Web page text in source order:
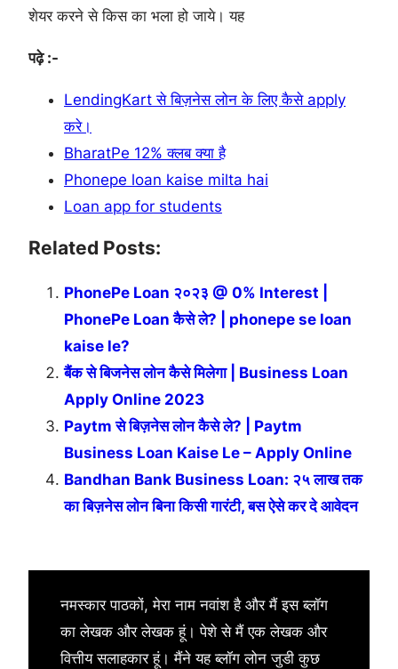
शेयर करने से किस का भला हो जाये। यह
पढ़े :-
LendingKart से बिज़नेस लोन के लिए कैसे apply
करे।
BharatPe 12% क्लब क्या है
Phonepe loan kaise milta hai
Loan app for students
Related Posts:
PhonePe Loan २०२३ @ 0% Interest |
PhonePe Loan कैसे ले? | phonepe se loan
kaise le?
बैंक से बिजनेस लोन कैसे मिलेगा | Business Loan
Apply Online 2023
Paytm से बिज़नेस लोन कैसे ले? | Paytm
Business Loan Kaise Le – Apply Online
Bandhan Bank Business Loan: २५ लाख तक
का बिज़नेस लोन बिना किसी गारंटी, बस ऐसे कर दे आवेदन
नमस्कार पाठकों, मेरा नाम नवांश है और मैं इस ब्लॉग
का लेखक और लेखक हूं। पेशे से मैं एक लेखक और
वित्तीय सलाहकार हूं। मैंने यह ब्लॉग लोन जुडी कुछ